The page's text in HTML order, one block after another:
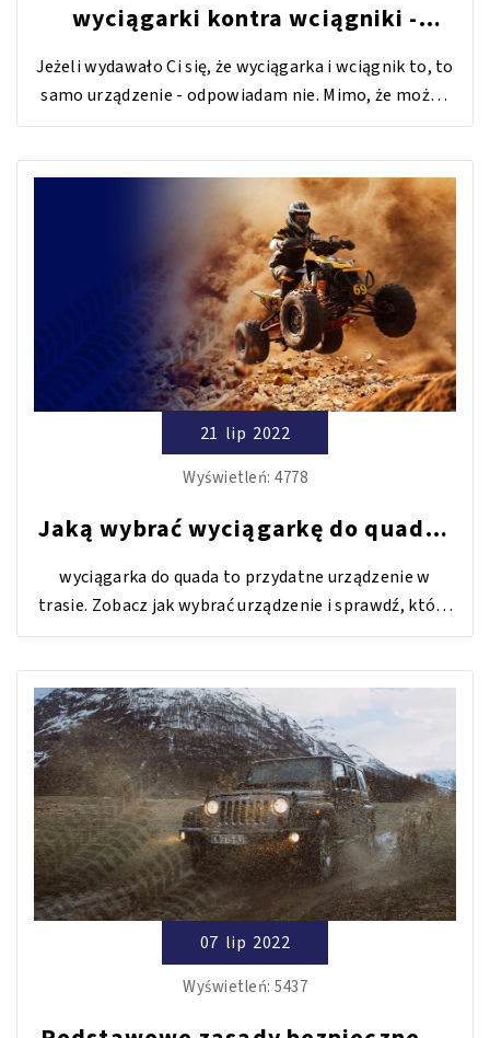
wyciągarki kontra wciągniki -
Poznaj różnice
Jeżeli wydawało Ci się, że wyciągarka i wciągnik to, to
samo urządzenie - odpowiadam nie. Mimo, że można
spotkać się z używaniem tych słów zamiennie to
Dobrze, więc poznać różnice, aby wiedzieć do czego
lepiej stosować wyciągarkę a do czego wciągarkę.
21 lip 2022
Wyświetleń: 4778
Jaką wybrać wyciągarkę do quada i
jak wygląda montaż?
wyciągarka do quada to przydatne urządzenie w
trasie. Zobacz jak wybrać urządzenie i sprawdź, która
wyciągarka okażę się najlepsza, a której nie wybierać i
07 lip 2022
Wyświetleń: 5437